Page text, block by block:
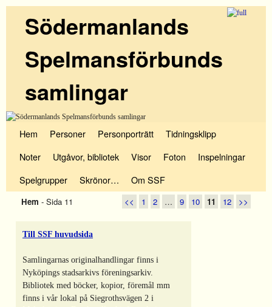
Södermanlands
Spelmansförbunds
samlingar
Hem Personer Personporträtt
Tidningsklipp
Noter
Utgåvor, bibliotek Visor Foton
Inspelningar
Spelgrupper
Skrönor… Om SSF
Hem - Sida 11 << 1 2 … 9 10 11 12 >>
Till SSF huvudsida
Samlingarnas originalhandlingar finns i
Nyköpings stadsarkivs föreningsarkiv.
Bibliotek med böcker, kopior, föremål mm
finns i vår lokal på Siegrothsvägen 2 i